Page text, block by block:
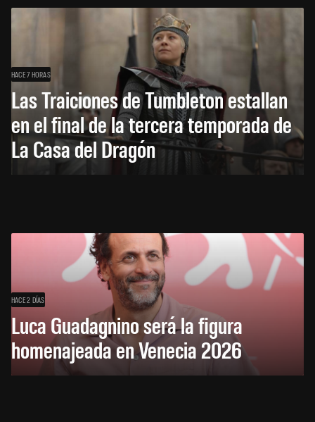
HACE 7 HORAS
Las Traiciones de Tumbleton estallan
en el final de la tercera temporada de
La Casa del Dragón
HACE 2 DÍAS
Luca Guadagnino será la figura
homenajeada en Venecia 2026